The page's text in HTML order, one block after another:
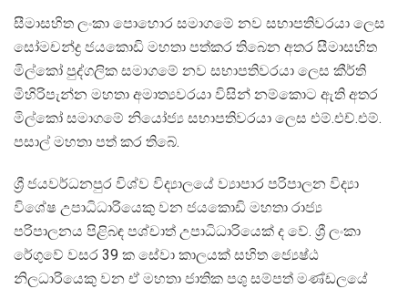
සීමාසහිත ලංකා පොහොර සමාගමේ නව සභාපතිවරයා ලෙස
සෝමචන්ද්‍ර ජයකොඩි මහතා පත්කර තිබෙන අතර සීමාසහිත
මිල්කෝ පුද්ගලික සමාගමේ නව සභාපතිවරයා ලෙස කීර්ති
මිහිරිපැන්න මහතා අමාත්‍යවරයා විසින් නම්කොට ඇති අතර
මිල්කෝ සමාගමේ නියෝජ්‍ය සභාපතිවරයා ලෙස එම්.එච්.එම්.
පසාල් මහතා පත් කර තිබේ.
ශ්‍රී ජයවර්ධනපුර විශ්ව විද්‍යාලයේ ව්‍යාපාර පරිපාලන විද්‍යා
විශේෂ උපාධිධාරියෙකු වන ජයකොඩි මහතා රාජ්‍ය
පරිපාලනය පිළිබඳ පශ්චාත් උපාධිධාරියෙක් ද වේ. ශ්‍රී ලංකා
රේගුවේ වසර 39 ක සේවා කාලයක් සහිත ජ්‍යෙෂ්ඨ
නිලධාරියෙකු වන ඒ මහතා ජාතික පශු සම්පත් මණ්ඩලයේ